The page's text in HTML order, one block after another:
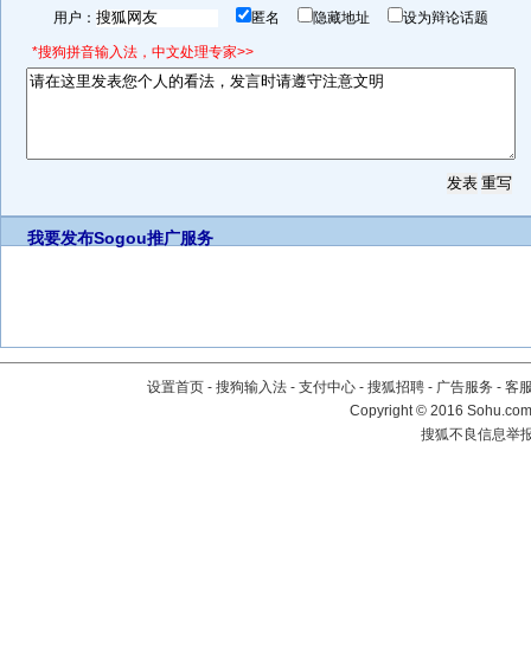
用户： 匿名 隐藏地址 设为辩论话题
*搜狗拼音输入法，中文处理专家>>
我要发布Sogou推广服务
设置首页 - 搜狗输入法 - 支付中心 - 搜狐招聘 - 广告服务 - 客
Copyright©2016
搜狐不良信息举